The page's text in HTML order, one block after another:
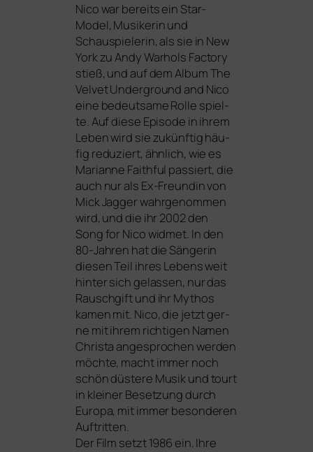
Nico war bereits ein Star-
Model, Musikerin und
Schauspielerin, als sie in New
York zu Andy Warhols Factory
stieß, und auf dem AlbumThe
Velvet Underground and Nico
eine bedeut­sa­me Rolle spiel­
te. Auf die­se Episode in ihrem
Leben wird sie zukünf­tig häu­
fig redu­ziert, ähn­lich, wie es
Marianne Faithful pas­siert, die
auch nur als Ex-Freundin von
Mick Jagger wahr­ge­nom­men
wird, und die ihr 2002 den
Song for Nicowid­met. In den
80-Jahren hat die Sängerin
die­sen Teil ihres Lebens weit
hin­ter sich gelas­sen, nur das
Rauschgift und ihr Mythos
kamen mit. Nico, die jetzt ger­
ne mit ihrem rich­ti­gen Namen
Christa ange­spro­chen wer­den
möch­te, macht immer noch
schön düs­te­re Musik und tourt
in klei­ner Besetzung durch
Europa, mit immer beson­de­ren
Auftritten.
Der Film setzt 1986 ein. Ihre